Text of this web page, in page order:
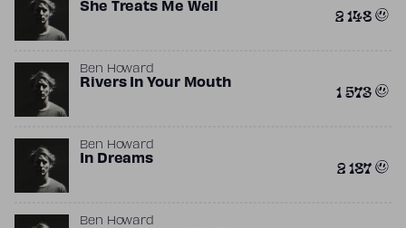
She Treats Me Well 2 148
Ben Howard
Rivers In Your Mouth 1 573
Ben Howard
In Dreams 2 187
Ben Howard